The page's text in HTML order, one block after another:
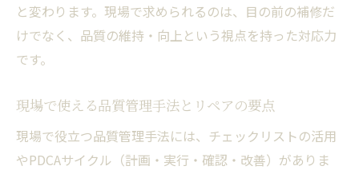
と変わります。現場で求められるのは、目の前の補修だ
けでなく、品質の維持・向上という視点を持った対応力
です。
現場で使える品質管理手法とリペアの要点
現場で役立つ品質管理手法には、チェックリストの活用
やPDCAサイクル（計画・実行・確認・改善）がありま